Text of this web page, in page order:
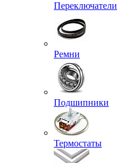
Переключатели
Ремни
Подшипники
Термостаты